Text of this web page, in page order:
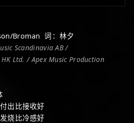
Broman 词：林夕
Scandinavia AB /
Ltd. / Apex Music Production
出比接收好
烧比冷感好